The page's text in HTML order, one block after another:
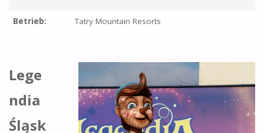
Betrieb: Tatry Mountain Resorts
Lege
ndia
Śląsk